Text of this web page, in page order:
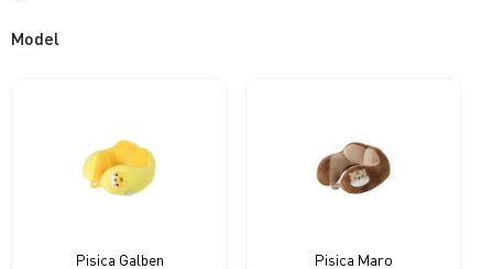
Model
Pisica Galben Pisica Maro